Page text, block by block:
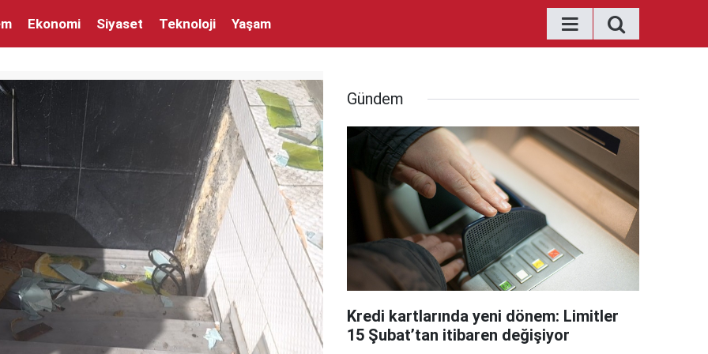
Ekonomi Siyaset Teknoloji Yaşam
Gündem
Kredi kartlarında yeni dönem: Limitler
15 Şubat’tan itibaren değişiyor